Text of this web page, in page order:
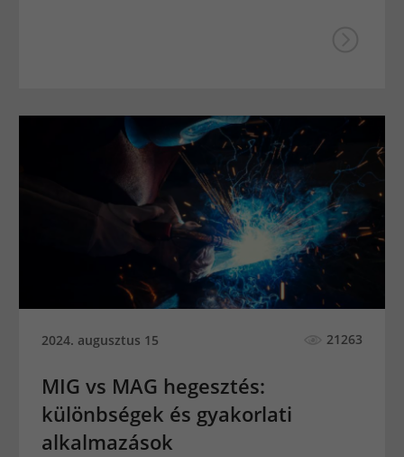
2024. augusztus 15 21263
MIG vs MAG hegesztés:
különbségek és gyakorlati
alkalmazások